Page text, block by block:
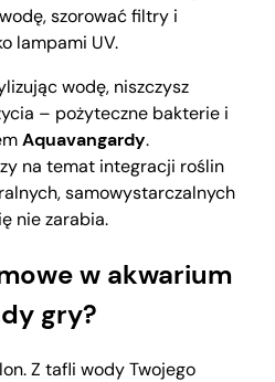
szorować filtry i
lampami UV.
wodę, niszczysz
– pożyteczne bakterie i
Aquavangardy.
na temat integracji roślin
samowystarczalnych
nie zarabia.
w akwarium
gry?
Z tafli wody Twojego